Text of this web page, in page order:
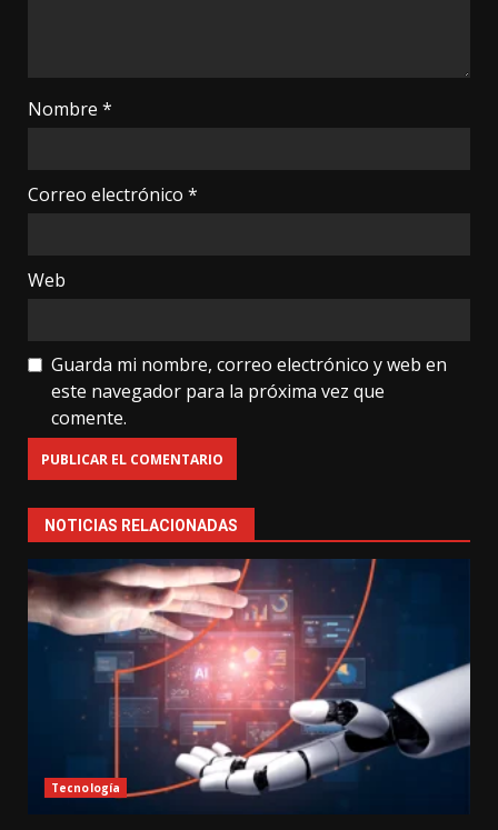
Nombre *
Correo electrónico *
Web
Guarda mi nombre, correo electrónico y web en
este navegador para la próxima vez que
comente.
NOTICIAS RELACIONADAS
Tecnología